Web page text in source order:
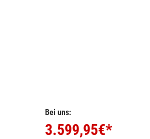
Bei uns:
3.599,95€*